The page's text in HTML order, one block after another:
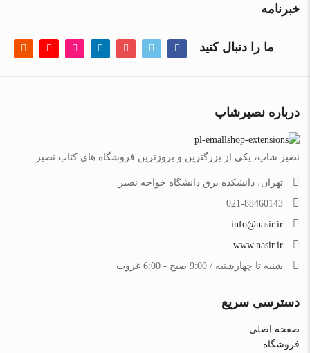
خبرنامه
ما را دنبال کنید
درباره نصیرشاپ
نصیر شاپ، یکی از بزرگترین و بروزترین فروشگاه های کتاب نصیر
تهران، دانشکده برق دانشگاه خواجه نصیر
021-88460143
info@nasir.ir
www.nasir.ir
شنبه تا چهارشنبه / 9:00 صبح - 6:00 غروب
دسترسی سریع
صفحه اصلی
فروشگاه